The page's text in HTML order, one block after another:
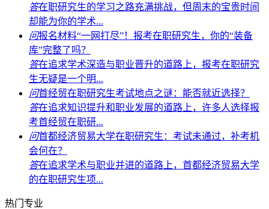
答在职研究生的学习之路充满挑战，但周末的宝贵时间
却能为你的学术...
问报名材料“一网打尽”！报考在职研究生，你的“装备
库”完整了吗？
答在追求学术深造与职业晋升的道路上，报考在职研究
生无疑是一个明...
问首经贸在职研究生考试地点之谜：能否就近选择？
答在追求知识提升和职业发展的道路上，许多人选择报
考首经贸在职研...
问首都经济贸易大学在职研究生：考试未通过，补考机
会何在？
答在追求学术与职业并进的道路上，首都经济贸易大学
的在职研究生项...
热门专业